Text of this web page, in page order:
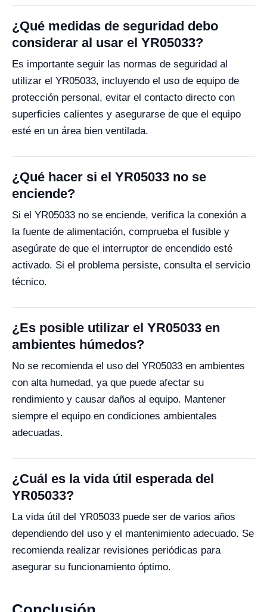
¿Qué medidas de seguridad debo
considerar al usar el YR05033?
Es importante seguir las normas de seguridad al
utilizar el YR05033, incluyendo el uso de equipo de
protección personal, evitar el contacto directo con
superficies calientes y asegurarse de que el equipo
esté en un área bien ventilada.
¿Qué hacer si el YR05033 no se
enciende?
Si el YR05033 no se enciende, verifica la conexión a
la fuente de alimentación, comprueba el fusible y
asegúrate de que el interruptor de encendido esté
activado. Si el problema persiste, consulta el servicio
técnico.
¿Es posible utilizar el YR05033 en
ambientes húmedos?
No se recomienda el uso del YR05033 en ambientes
con alta humedad, ya que puede afectar su
rendimiento y causar daños al equipo. Mantener
siempre el equipo en condiciones ambientales
adecuadas.
¿Cuál es la vida útil esperada del
YR05033?
La vida útil del YR05033 puede ser de varios años
dependiendo del uso y el mantenimiento adecuado. Se
recomienda realizar revisiones periódicas para
asegurar su funcionamiento óptimo.